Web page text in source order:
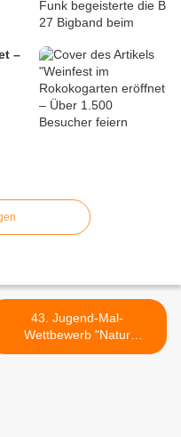
–
43. Jugend-Mal-
Wettbewerb "Natur
gestalten" der Volks- und